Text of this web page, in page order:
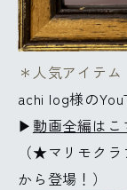
＊人気アイテ
achi log様の
▶動画全編はこ
（★マリモク
から登場！）